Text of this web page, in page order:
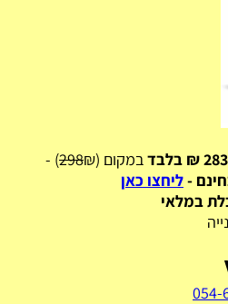
במקום ( 298₪) -
ליחצו כאן
במלאי
054-